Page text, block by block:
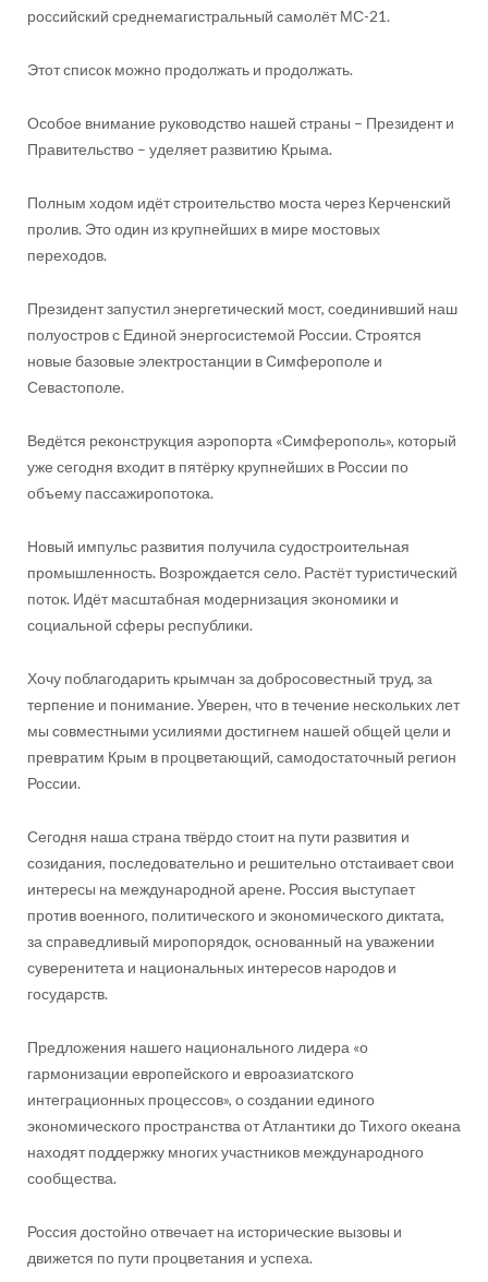
российский среднемагистральный самолёт МС-21.
Этот список можно продолжать и продолжать.
Особое внимание руководство нашей страны – Президент и
Правительство – уделяет развитию Крыма.
Полным ходом идёт строительство моста через Керченский
пролив. Это один из крупнейших в мире мостовых
переходов.
Президент запустил энергетический мост, соединивший наш
полуостров с Единой энергосистемой России. Строятся
новые базовые электростанции в Симферополе и
Севастополе.
Ведётся реконструкция аэропорта «Симферополь», который
уже сегодня входит в пятёрку крупнейших в России по
объему пассажиропотока.
Новый импульс развития получила судостроительная
промышленность. Возрождается село. Растёт туристический
поток. Идёт масштабная модернизация экономики и
социальной сферы республики.
Хочу поблагодарить крымчан за добросовестный труд, за
терпение и понимание. Уверен, что в течение нескольких лет
мы совместными усилиями достигнем нашей общей цели и
превратим Крым в процветающий, самодостаточный регион
России.
Сегодня наша страна твёрдо стоит на пути развития и
созидания, последовательно и решительно отстаивает свои
интересы на международной арене. Россия выступает
против военного, политического и экономического диктата,
за справедливый миропорядок, основанный на уважении
суверенитета и национальных интересов народов и
государств.
Предложения нашего национального лидера «о
гармонизации европейского и евроазиатского
интеграционных процессов», о создании единого
экономического пространства от Атлантики до Тихого океана
находят поддержку многих участников международного
сообщества.
Россия достойно отвечает на исторические вызовы и
движется по пути процветания и успеха.